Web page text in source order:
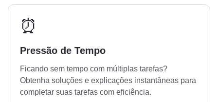
⏰
Pressão de Tempo
Ficando sem tempo com múltiplas tarefas?
Obtenha soluções e explicações instantâneas para
completar suas tarefas com eficiência.